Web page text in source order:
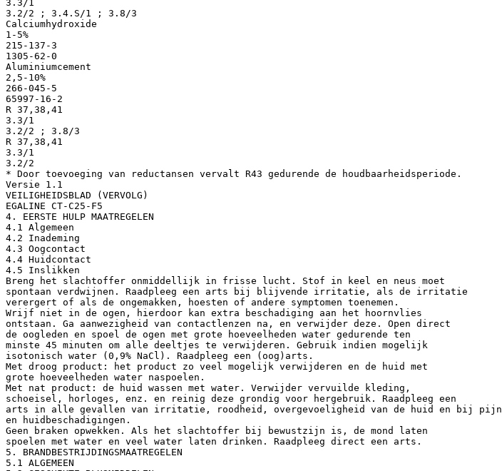
3.3/1
3.2/2 ; 3.4.S/1 ; 3.8/3
Calciumhydroxide
1-5%
215-137-3
1305-62-0
Aluminiumcement
2,5-10%
266-045-5
65997-16-2
R 37,38,41
3.3/1
3.2/2 ; 3.8/3
R 37,38,41
3.3/1
3.2/2
* Door toevoeging van reductansen vervalt R43 gedurende de houdbaarheidsperiode.
Versie 1.1
VEILIGHEIDSBLAD (VERVOLG)
EGALINE CT-C25-F5
4. EERSTE HULP MAATREGELEN
4.1 Algemeen
4.2 Inademing
4.3 Oogcontact
4.4 Huidcontact
4.5 Inslikken
Breng het slachtoffer onmiddellijk in frisse lucht. Stof in keel en neus moet
spontaan verdwijnen. Raadpleeg een arts bij blijvende irritatie, als de irritatie
verergert of als de ongemakken, hoesten of andere symptomen toenemen.
Wrijf niet in de ogen, hierdoor kan extra beschadiging aan het hoornvlies
ontstaan. Ga aanwezigheid van contactlenzen na, en verwijder deze. Open direct
de oogleden en spoel de ogen met grote hoeveelheden water gedurende ten
minste 45 minuten om alle deeltjes te verwijderen. Gebruik indien mogelijk
isotonisch water (0,9% NaCl). Raadpleeg een (oog)arts.
Met droog product: het product zo veel mogelijk verwijderen en de huid met
grote hoeveelheden water naspoelen.
Met nat product: de huid wassen met water. Verwijder vervuilde kleding,
schoeisel, horloges, enz. en reinig deze grondig voor hergebruik. Raadpleeg een
arts in alle gevallen van irritatie, roodheid, overgevoeligheid van de huid en bij pijn
en huidbeschadigingen.
Geen braken opwekken. Als het slachtoffer bij bewustzijn is, de mond laten
spoelen met water en veel water laten drinken. Raadpleeg direct een arts.
5. BRANDBESTRIJDINGSMAATREGELEN
5.1 ALGEMEEN